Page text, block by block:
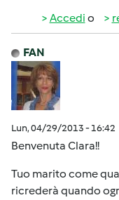
Accedi o
FAN
Lun, 04/29/2013 - 16:42
Benvenuta Clara!!
Tuo marito come
ricrederà quando